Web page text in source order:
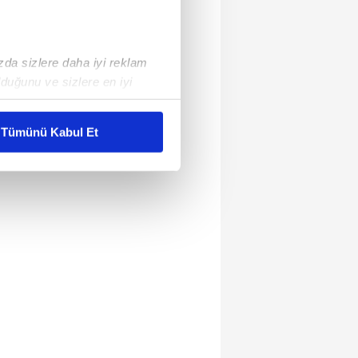
sizlere daha iyi reklam
ve sizlere en iyi
karşılamak
kullanılmaktadır. Bu
sunulması
ve sizlere yönelik
detaylı bilgi için Ayarlar
ve sitemizde ilgili
Tümünü Kabul Et